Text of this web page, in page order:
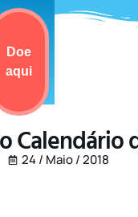
Doe
aqui
Calendário
24 / Maio / 2018